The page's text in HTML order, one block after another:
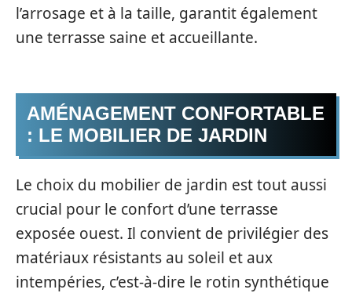
l’arrosage et à la taille, garantit également
une terrasse saine et accueillante.
AMÉNAGEMENT CONFORTABLE
: LE MOBILIER DE JARDIN
Le choix du mobilier de jardin est tout aussi
crucial pour le confort d’une terrasse
exposée ouest. Il convient de privilégier des
matériaux résistants au soleil et aux
intempéries, c’est-à-dire le rotin synthétique